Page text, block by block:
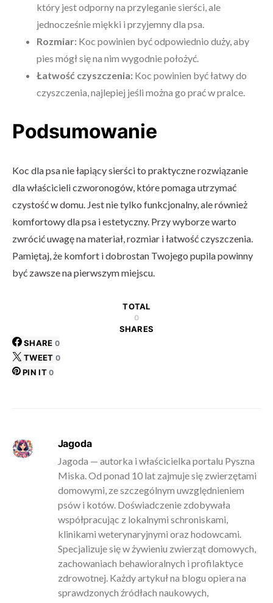
który jest odporny na przyleganie sierści, ale
jednocześnie miękki i przyjemny dla psa.
Rozmiar: Koc powinien być odpowiednio duży, aby
pies mógł się na nim wygodnie położyć.
Łatwość czyszczenia: Koc powinien być łatwy do
czyszczenia, najlepiej jeśli można go prać w pralce.
Podsumowanie
Koc dla psa nie łapiący sierści to praktyczne rozwiązanie
dla właścicieli czworonogów, które pomaga utrzymać
czystość w domu. Jest nie tylko funkcjonalny, ale również
komfortowy dla psa i estetyczny. Przy wyborze warto
zwrócić uwagę na materiał, rozmiar i łatwość czyszczenia.
Pamiętaj, że komfort i dobrostan Twojego pupila powinny
być zawsze na pierwszym miejscu.
TOTAL
0
SHARES
SHARE 0
TWEET 0
PIN IT 0
Jagoda
Jagoda — autorka i właścicielka portalu Pyszna
Miska. Od ponad 10 lat zajmuje się zwierzętami
domowymi, ze szczególnym uwzględnieniem
psów i kotów. Doświadczenie zdobywała
współpracując z lokalnymi schroniskami,
klinikami weterynaryjnymi oraz hodowcami.
Specjalizuje się w żywieniu zwierząt domowych,
zachowaniach behawioralnych i profilaktyce
zdrowotnej. Każdy artykuł na blogu opiera na
sprawdzonych źródłach naukowych,